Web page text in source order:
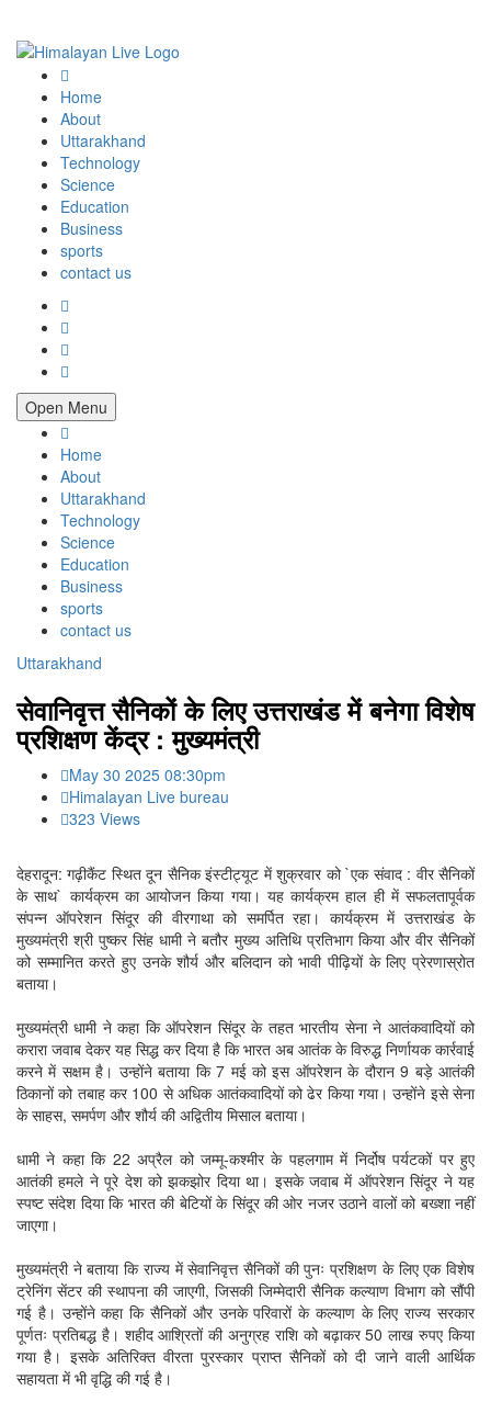
Home
About
Uttarakhand
Technology
Science
Education
Business
sports
contact us
Open Menu
Home
About
Uttarakhand
Technology
Science
Education
Business
sports
contact us
Uttarakhand
सेवानिवृत्त सैनिकों के लिए उत्तराखंड में बनेगा विशेष
प्रशिक्षण केंद्र : मुख्यमंत्री
May 30 2025 08:30pm
Himalayan Live bureau
323 Views
देहरादून: गढ़ीकैंट स्थित दून सैनिक इंस्टीट्यूट में शुक्रवार को `एक संवाद : वीर सैनिकों
के साथ` कार्यक्रम का आयोजन किया गया। यह कार्यक्रम हाल ही में सफलतापूर्वक
संपन्न ऑपरेशन सिंदूर की वीरगाथा को समर्पित रहा। कार्यक्रम में उत्तराखंड के
मुख्यमंत्री श्री पुष्कर सिंह धामी ने बतौर मुख्य अतिथि प्रतिभाग किया और वीर सैनिकों
को सम्मानित करते हुए उनके शौर्य और बलिदान को भावी पीढ़ियों के लिए प्रेरणास्रोत
बताया।
मुख्यमंत्री धामी ने कहा कि ऑपरेशन सिंदूर के तहत भारतीय सेना ने आतंकवादियों को
करारा जवाब देकर यह सिद्ध कर दिया है कि भारत अब आतंक के विरुद्ध निर्णायक कार्रवाई
करने में सक्षम है। उन्होंने बताया कि 7 मई को इस ऑपरेशन के दौरान 9 बड़े आतंकी
ठिकानों को तबाह कर 100 से अधिक आतंकवादियों को ढेर किया गया। उन्होंने इसे सेना
के साहस, समर्पण और शौर्य की अद्वितीय मिसाल बताया।
धामी ने कहा कि 22 अप्रैल को जम्मू-कश्मीर के पहलगाम में निर्दोष पर्यटकों पर हुए
आतंकी हमले ने पूरे देश को झकझोर दिया था। इसके जवाब में ऑपरेशन सिंदूर ने यह
स्पष्ट संदेश दिया कि भारत की बेटियों के सिंदूर की ओर नजर उठाने वालों को बख्शा नहीं
जाएगा।
मुख्यमंत्री ने बताया कि राज्य में सेवानिवृत्त सैनिकों की पुनः प्रशिक्षण के लिए एक विशेष
ट्रेनिंग सेंटर की स्थापना की जाएगी, जिसकी जिम्मेदारी सैनिक कल्याण विभाग को सौंपी
गई है। उन्होंने कहा कि सैनिकों और उनके परिवारों के कल्याण के लिए राज्य सरकार
पूर्णतः प्रतिबद्ध है। शहीद आश्रितों की अनुग्रह राशि को बढ़ाकर 50 लाख रुपए किया
गया है। इसके अतिरिक्त वीरता पुरस्कार प्राप्त सैनिकों को दी जाने वाली आर्थिक
सहायता में भी वृद्धि की गई है।